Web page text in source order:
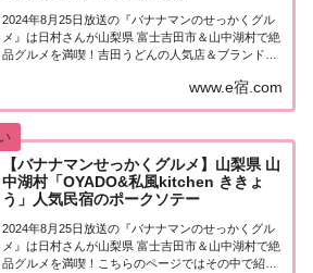
2024年8月25日放送の『バナナマンのせっかくグル
メ』は日村さんが山梨県 富士吉田市＆山中湖村で絶
品グルメを満喫！吉田うどんの人気店＆ブランド地
ました！詳しくはこちら！日村さんが「山梨県 富士
吉田市＆山中湖村」でグルメ探し地元の人に...
www.e宿.com
【バナナマンせっかくグルメ】山梨県 山
中湖村「OYADO&私風kitchen ききょ
う」人気民宿のポークソテー
2024年8月25日放送の『バナナマンのせっかくグル
メ』は日村さんが山梨県 富士吉田市＆山中湖村で絶
品グルメを満喫！こちらのページではその中で紹介